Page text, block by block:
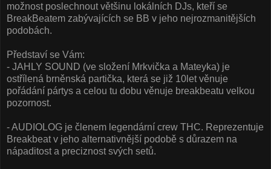
možnost poslechnout většinu lokálních DJs, kteří se
BreakBeatem zabývajících se BB v jeho nejrozmanitějších
podobách.
Představí se Vám:
- JAHLY SOUND (ve složení Mrkvička a Mateyka) je
ostřílená brněnská partička, která se již 10let věnuje
pořádání pártys a celou tu dobu věnuje breakbeatu velkou
pozornost.
- AUDIOLOG je členem legendární crew THC. Reprezentuje
Breakbeat v jeho alternativnější podobě s důrazem na
nápaditost a preciznost svých setů.